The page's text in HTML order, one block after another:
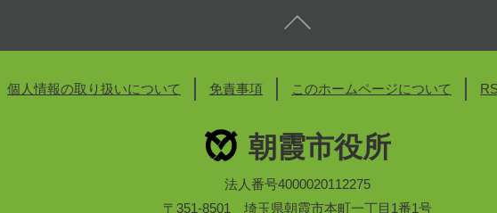
個人情報の取り扱いについて 免責事項 このホームページについて
朝霞市役所
法人番号4000020112275
〒351-8501 埼玉県朝霞市本町一丁目1番1号